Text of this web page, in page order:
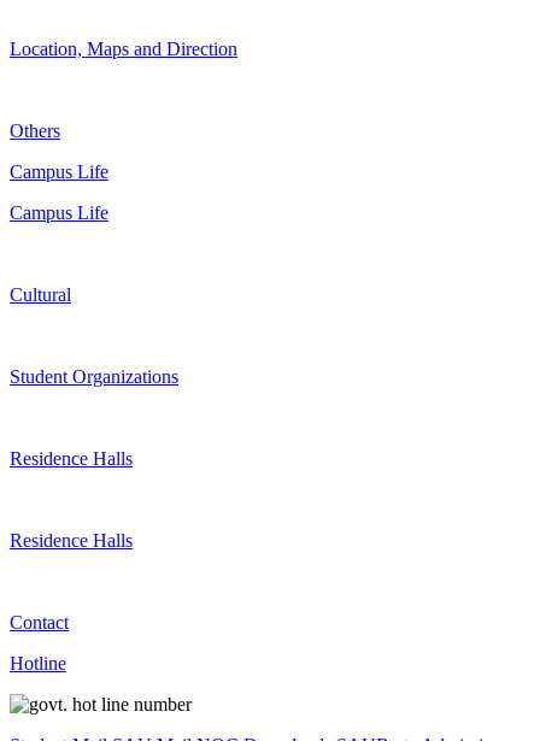
Location, Maps and Direction
Others
Campus Life
Campus Life
Cultural
Student Organizations
Residence Halls
Residence Halls
Contact
Hotline